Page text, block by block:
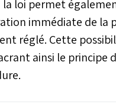
loi permet
immédiate de la
réglé. Cette
ainsi le principe